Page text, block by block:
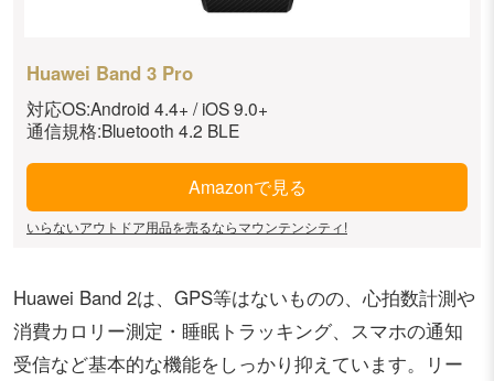
Huawei Band 3 Pro
対応OS:Android 4.4+ / iOS 9.0+
通信規格:Bluetooth 4.2 BLE
Amazonで見る
いらないアウトドア用品を売るならマウンテンシティ!
Huawei Band 2は、GPS等はないものの、心拍数計測や
消費カロリー測定・睡眠トラッキング、スマホの通知
受信など基本的な機能をしっかり抑えています。リー